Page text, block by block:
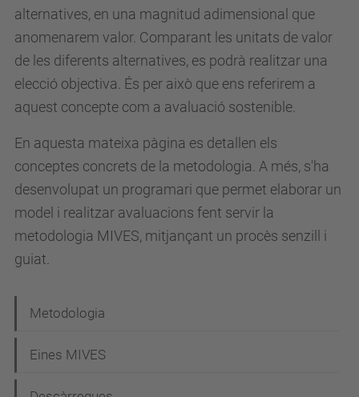
alternatives, en una magnitud adimensional que
anomenarem valor. Comparant les unitats de valor
de les diferents alternatives, es podrà realitzar una
elecció objectiva. És per això que ens referirem a
aquest concepte com a avaluació sostenible.
En aquesta mateixa pàgina es detallen els
conceptes concrets de la metodologia. A més, s'ha
desenvolupat un programari que permet elaborar un
model i realitzar avaluacions fent servir la
metodologia MIVES, mitjançant un procès senzill i
guiat.
a
v
Metodologia
Eines MIVES